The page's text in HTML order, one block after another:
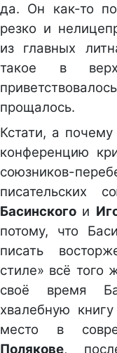
да. Он как-то
резко и
из главных
такое в
прощалось.
Кстати, а
конференцию
союзников-
писательских
Басинского и
потому, что
писать
стиле» всё
своё время
хвалебную
место в
Полякове,